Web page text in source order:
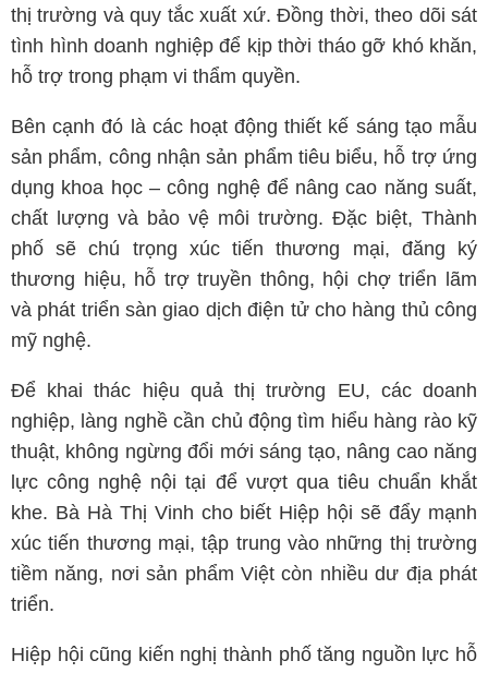
thị trường và quy tắc xuất xứ. Đồng thời, theo dõi sát
tình hình doanh nghiệp để kịp thời tháo gỡ khó khăn,
hỗ trợ trong phạm vi thẩm quyền.
Bên cạnh đó là các hoạt động thiết kế sáng tạo mẫu
sản phẩm, công nhận sản phẩm tiêu biểu, hỗ trợ ứng
dụng khoa học – công nghệ để nâng cao năng suất,
chất lượng và bảo vệ môi trường. Đặc biệt, Thành
phố sẽ chú trọng xúc tiến thương mại, đăng ký
thương hiệu, hỗ trợ truyền thông, hội chợ triển lãm
và phát triển sàn giao dịch điện tử cho hàng thủ công
mỹ nghệ.
Để khai thác hiệu quả thị trường EU, các doanh
nghiệp, làng nghề cần chủ động tìm hiểu hàng rào kỹ
thuật, không ngừng đổi mới sáng tạo, nâng cao năng
lực công nghệ nội tại để vượt qua tiêu chuẩn khắt
khe. Bà Hà Thị Vinh cho biết Hiệp hội sẽ đẩy mạnh
xúc tiến thương mại, tập trung vào những thị trường
tiềm năng, nơi sản phẩm Việt còn nhiều dư địa phát
triển.
Hiệp hội cũng kiến nghị thành phố tăng nguồn lực hỗ